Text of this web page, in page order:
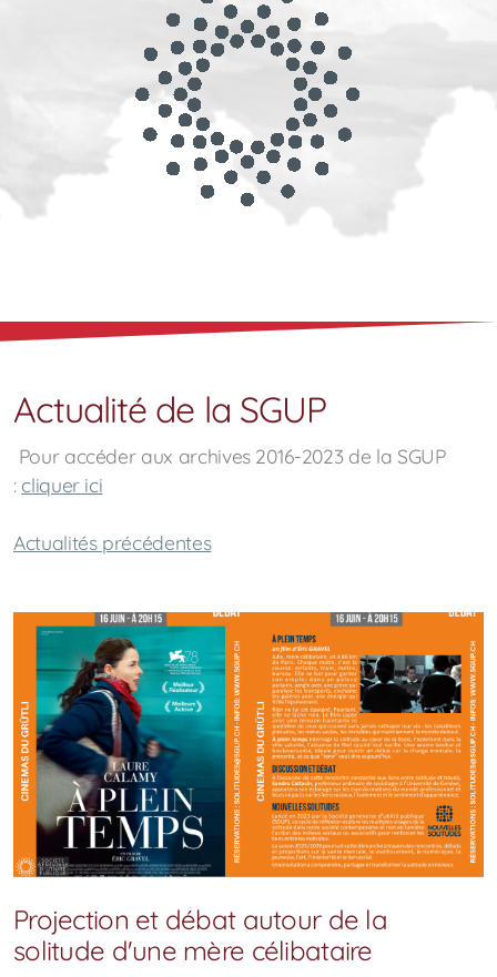
Actualité de la SGUP
Pour accéder aux archives 2016-2023 de la SGUP
: cliquer ici
Actualités précédentes
Projection et débat autour de la
solitude d'une mère célibataire
Présidents au fil du temps
Comité